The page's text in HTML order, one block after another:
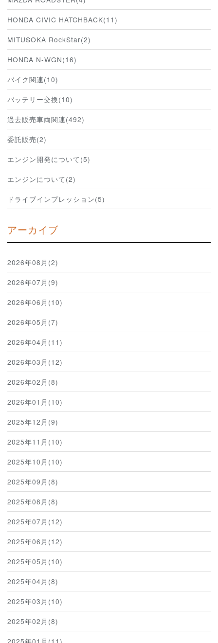
HONDA CIVIC HATCHBACK(11)
MITUSOKA RockStar(2)
HONDA N-WGN(16)
バイク関連(10)
バッテリー交換(10)
過去販売車両関連(492)
委託販売(2)
エンジン開発について(5)
エンジンについて(2)
ドライブインプレッション(5)
アーカイブ
2026年08月(2)
2026年07月(9)
2026年06月(10)
2026年05月(7)
2026年04月(11)
2026年03月(12)
2026年02月(8)
2026年01月(10)
2025年12月(9)
2025年11月(10)
2025年10月(10)
2025年09月(8)
2025年08月(8)
2025年07月(12)
2025年06月(12)
2025年05月(10)
2025年04月(8)
2025年03月(10)
2025年02月(8)
2025年01月(11)